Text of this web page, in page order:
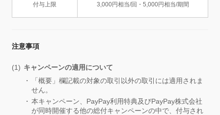
付与上限 3,000円相当/回・5,000円相当/期間
注意事項
キャンペーンの適用について
「概要」欄記載の対象の取引以外の取引には適用されま
せん。
本キャンペーン、PayPay利用特典及びPayPay株式会社
が同時開催する他の総付キャンペーンの中で、付与され